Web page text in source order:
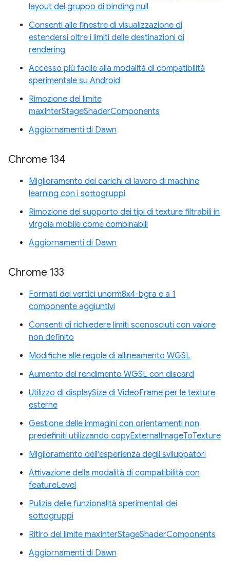
layout del gruppo di binding null
Consenti alle finestre di visualizzazione di
estendersi oltre i limiti delle destinazioni di
rendering
Accesso più facile alla modalità di compatibilità
sperimentale su Android
Rimozione del limite
maxInterStageShaderComponents
Aggiornamenti di Dawn
Chrome 134
Miglioramento dei carichi di lavoro di machine
learning con i sottogruppi
Rimozione del supporto dei tipi di texture filtrabili in
virgola mobile come combinabili
Aggiornamenti di Dawn
Chrome 133
Formati dei vertici unorm8x4-bgra e a 1
componente aggiuntivi
Consenti di richiedere limiti sconosciuti con valore
non definito
Modifiche alle regole di allineamento WGSL
Aumento del rendimento WGSL con discard
Utilizzo di displaySize di VideoFrame per le texture
esterne
Gestione delle immagini con orientamenti non
predefiniti utilizzando copyExternalImageToTexture
Miglioramento dell'esperienza degli sviluppatori
Attivazione della modalità di compatibilità con
featureLevel
Pulizia delle funzionalità sperimentali dei
sottogruppi
Ritiro del limite maxInterStageShaderComponents
Aggiornamenti di Dawn